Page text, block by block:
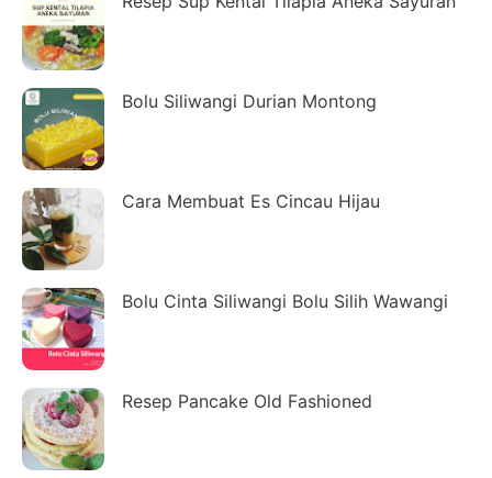
Bolu Siliwangi Durian Montong
Cara Membuat Es Cincau Hijau
Bolu Cinta Siliwangi Bolu Silih Wawangi
Resep Pancake Old Fashioned